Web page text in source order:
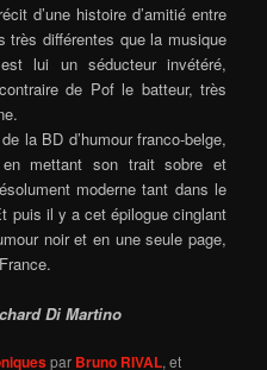
d’une histoire d’amitié entre
très différentes que la musique
lui un séducteur invétéré,
de Pof le batteur, très
la BD d’humour franco-belge,
mettant son trait sobre et
moderne tant dans le
puis il y a cet épilogue cinglant
noir et en une seule page,
Di Martino
par Bruno RIVAL, et